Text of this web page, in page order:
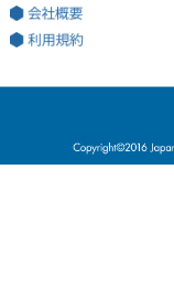
ことを希望する法人又
（４）「登録情報」と
（５）「利用契約」
立する会員による本
（６）「知的財産権
意匠権その他の知的
利につき登録等を出